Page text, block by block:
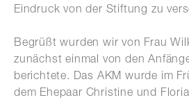
Eindruck von der Stiftung zu
Begrüßt wurden wir von Frau
zunächst einmal von den
berichtete. Das AKM wurde im
dem Ehepaar Christine und